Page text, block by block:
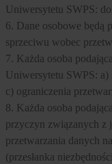
Uniwersytetu SWPS:
6. Dane osobowe będą
sprzeciwu wobec
7. Każda osoba
Uniwersytetu SWPS: a)
c) ograniczenia
8. Każda osoba
przyczyn związanych z
przetwarzania danych
(przesłanka